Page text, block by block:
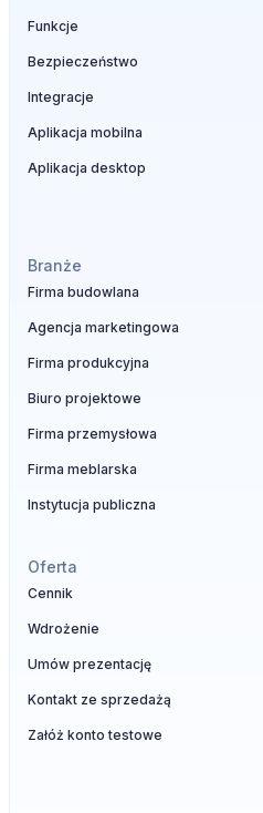
Funkcje
Bezpieczeństwo
Integracje
Aplikacja mobilna
Aplikacja desktop
Branże
Firma budowlana
Agencja marketingowa
Firma produkcyjna
Biuro projektowe
Firma przemysłowa
Firma meblarska
Instytucja publiczna
Oferta
Cennik
Wdrożenie
Umów prezentację
Kontakt ze sprzedażą
Załóż konto testowe